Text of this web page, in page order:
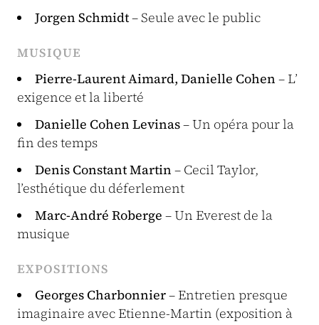
Jorgen Schmidt– Seule avec le public
MUSIQUE
Pierre-Laurent Aimard, Danielle Cohen – L’
exigence et la liberté
Danielle Cohen Levinas– Un opéra pour la
fin des temps
Denis Constant Martin – Cecil Taylor,
l’esthétique du déferlement
Marc-André Roberge – Un Everest de la
musique
EXPOSITIONS
Georges Charbonnier– Entretien presque
imaginaire avec Etienne-Martin (exposition à